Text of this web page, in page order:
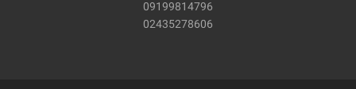
09199814796
02435278606